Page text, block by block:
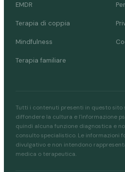
EMDR
Terapia di coppia
Mindfulness
Terapia familiare
Tutti i contenuti presenti in questo sito
diffondere la cultura e l'informazione
quindi alcuna funzione diagnostica e
consulto specialistico. Le informazioni
divulgativo e non intendono
medica o terapeutica.